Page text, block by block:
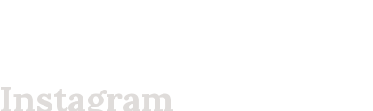
Instagram